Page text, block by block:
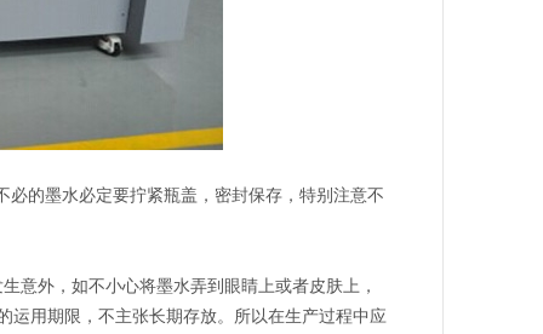
的墨水必定要拧紧瓶盖，密封保存，特别注意不
外，如不小心将墨水弄到眼睛上或者皮肤上，
运用期限，不主张长期存放。所以在生产过程中应